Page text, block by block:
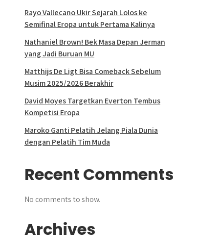
Rayo Vallecano Ukir Sejarah Lolos ke
Semifinal Eropa untuk Pertama Kalinya
Nathaniel Brown! Bek Masa Depan Jerman
yang Jadi Buruan MU
Matthijs De Ligt Bisa Comeback Sebelum
Musim 2025/2026 Berakhir
David Moyes Targetkan Everton Tembus
Kompetisi Eropa
Maroko Ganti Pelatih Jelang Piala Dunia
dengan Pelatih Tim Muda
Recent Comments
No comments to show.
Archives